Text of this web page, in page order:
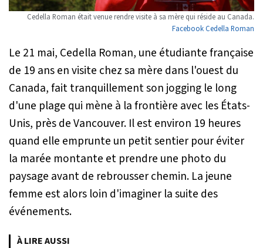
Cedella Roman était venue rendre visite à sa mère qui réside au Canada.
Facebook Cedella Roman
Le 21 mai, Cedella Roman, une étudiante française
de 19 ans en visite chez sa mère dans l'ouest du
Canada, fait tranquillement son jogging le long
d'une plage qui mène à la frontière avec les États-
Unis, près de Vancouver. Il est environ 19 heures
quand elle emprunte un petit sentier pour éviter
la marée montante et prendre une photo du
paysage avant de rebrousser chemin. La jeune
femme est alors loin d'imaginer la suite des
événements.
À LIRE AUSSI